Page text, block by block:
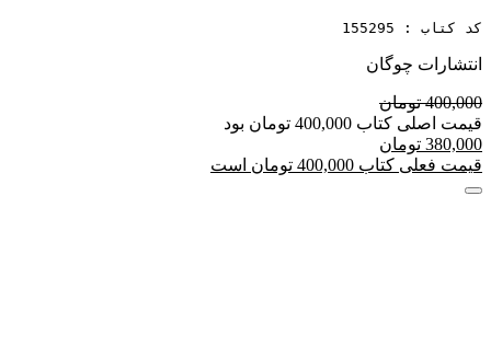
کد کتاب : 155295
انتشارات چوگان
400,000 تومان
قیمت اصلی کتاب 400,000 تومان بود
380,000 تومان
قیمت فعلی کتاب 400,000 تومان است